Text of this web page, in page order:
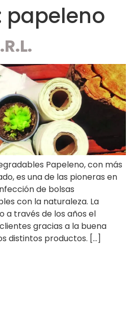
papeleno
Papeleno, con más
es una de las pioneras en
de bolsas
con la naturaleza. La
a través de los años el
gracias a la buena
distintos productos. […]